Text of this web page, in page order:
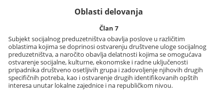
Oblasti delovanja
Član 7
Subjekt socijalnog preduzetništva obavlja poslove u različitim
oblastima kojima se doprinosi ostvarenju društvene uloge socijalnog
preduzetništva, a naročito obavlja delatnosti kojima se omogućava
ostvarenje socijalne, kulturne, ekonomske i radne uključenosti
pripadnika društveno osetljivih grupa i zadovoljenje njihovih drugih
specifičnih potreba, kao i ostvarenje drugih identifikovanih opštih
interesa unutar lokalne zajednice i na republičkom nivou.